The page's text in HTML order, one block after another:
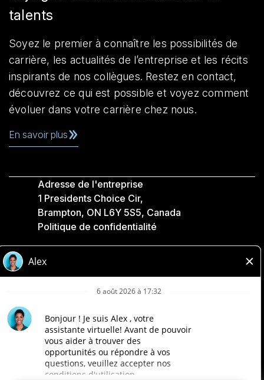
talents
Soyez le premier à connaître les possibilités de
carrière, les actualités de l’entreprise et les récits
inspirants de nos collègues. Restez en contact,
découvrez ce qui est possible et voyez comment
évoluer dans votre carrière chez nous.
En savoir plus
Adresse de l'entreprise
1 Presidents Choice Cir,
Brampton, ON L6Y 5S5, Canada
Politique de confidentialité
Accessibilité
Compagnies Loblaw